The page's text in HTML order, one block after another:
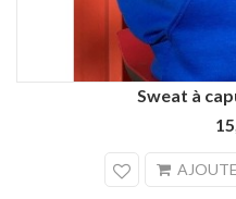
Sweat à